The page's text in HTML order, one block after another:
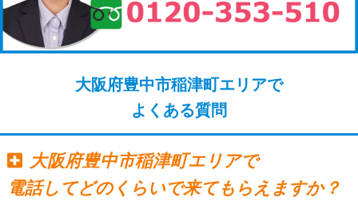
大阪府豊中市稲津町エリアで
よくある質問
大阪府豊中市稲津町エリアで
電話してどのくらいで来てもらえますか？